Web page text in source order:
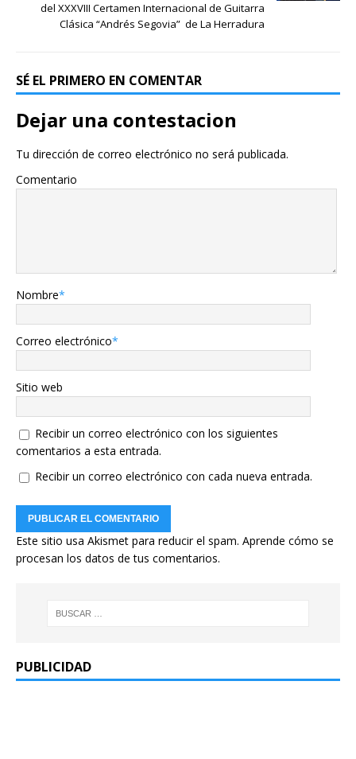
del XXXVIII Certamen Internacional de Guitarra
Clásica “Andrés Segovia” de La Herradura
SÉ EL PRIMERO EN COMENTAR
Dejar una contestacion
Tu dirección de correo electrónico no será publicada.
Comentario
Nombre*
Correo electrónico*
Sitio web
Recibir un correo electrónico con los siguientes
comentarios a esta entrada.
Recibir un correo electrónico con cada nueva entrada.
Este sitio usa Akismet para reducir el spam. Aprende cómo se
procesan los datos de tus comentarios.
PUBLICIDAD